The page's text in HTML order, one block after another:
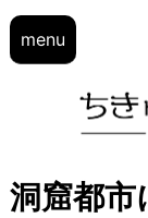
menu
洞窟都市